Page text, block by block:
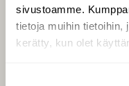
sivustoamme.
tietoja muihin tietoihin,
kerätty, kun olet